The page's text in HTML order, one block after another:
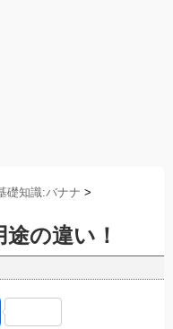
礎知識:バナナ >
の違い！
共